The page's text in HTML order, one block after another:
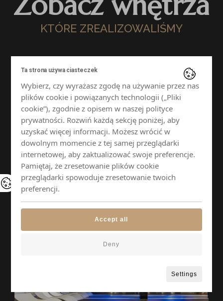
KTÓRE ZREALIZOWALIŚMY
Ta strona używa ciasteczek
Wybierz, czy wyrażasz zgodę na używanie przez nas
plików cookie i powiązanych technologii („Pliki
cookie”), zgodnie z opisem w naszej polityce
prywatności. Rozwiń każdą sekcję poniżej, aby
uzyskać więcej informacji. Możesz wrócić w
dowolnym momencie z tej samej przeglądarki
internetowej, aby zaktualizować swoje preferencje.
Pamiętaj, że zresetowanie plików cookie
przeglądarki spowoduje zresetowanie twoich
preferencji.
Settings
Deny
Accept all